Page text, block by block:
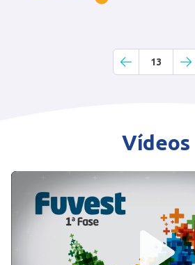
13
Vídeos